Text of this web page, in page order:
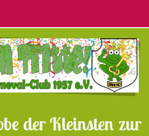
der Kleinsten zur